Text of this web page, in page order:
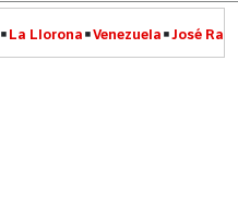
La Llorona Venezuela José